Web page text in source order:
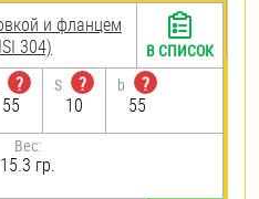
и фланцем
304)
?
55
S
?
10
b
?
55
Вес:
15.3 гр.
В СПИСОК